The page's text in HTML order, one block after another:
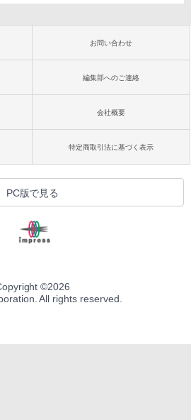
お問い合わせ
編集部へのご連絡
会社概要
特定商取引法に基づく表示
PC版で見る
©2026
All rights reserved.